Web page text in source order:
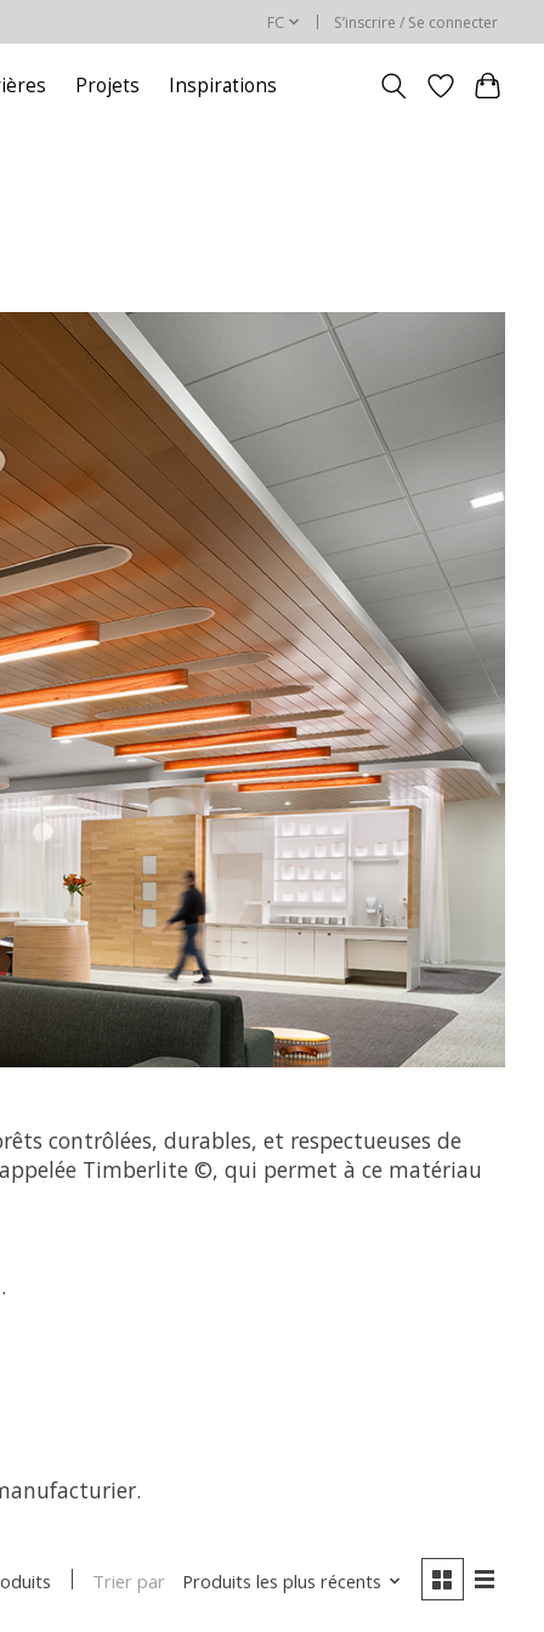
FC S’inscrire / Se connecter
Projets Inspirations
contrôlées, durables, et respectueuses de
Timberlite ©, qui permet à ce matériau
Trier par Produits les plus récents